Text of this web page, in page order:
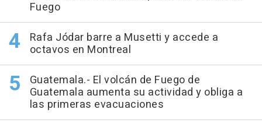
Fuego
Rafa Jódar barre a Musetti y accede a
octavos en Montreal
Guatemala.- El volcán de Fuego de
Guatemala aumenta su actividad y obliga a
las primeras evacuaciones